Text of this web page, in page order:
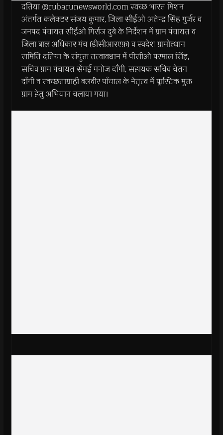
दतिया @rubarunewsworld.com स्वच्छ भारत मिशन
अंतर्गत कलेक्टर संजय कुमार, जिला सीईओ अतेन्द्र सिंह गुर्जर व
जनपद पंचायत सीईओ गिर्राज दुबे के निर्देशन में ग्राम पंचायत व
जिला बाल अधिकार मंच (डीसीआरएफ़) व स्वदेश ग्रामोत्थान
समिति दतिया के संयुक्त तत्वावधान में पीसीओ परमाल सिंह,
सचिव ग्राम पंचायत सेंमई मनोज दाँगी, सहायक सचिव चेतन
दाँगी व स्वच्छताग्राही बलवीर पाँचाल के नेतृत्व में प्लास्टिक मुक्त
ग्राम हेतु अभियान चलाया गया।